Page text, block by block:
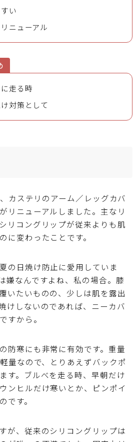
い
ニューアル
走る時
対策として
カステリのアーム／レッグカバ
リニューアルしました。主なリ
リコングリップが従来よりも肌
に変わったことです。
の日焼け防止に愛用していま
嫌なんですよね、私の場合。膝
いたいものの、少しは肌を露出
けしないのであれば、ニーカバ
すから。
防寒にも非常に有効です。重量
量なので、とりあえずバックポ
す。ブルべを走る時、早朝だけ
ンヒルだけ寒いとか、ピンポイ
です。
が、従来のシリコングリップは